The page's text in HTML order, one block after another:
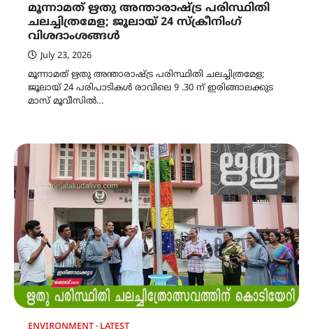
മൂന്നാമത് ഋതു അന്താരാഷ്ട്ര പരിസ്ഥിതി
ചലച്ചിത്രമേള; ജൂലായ് 24 സ്ക്രീനിംഗ്
വിശദാംശങ്ങൾ
July 23, 2026
മൂന്നാമത് ഋതു അന്താരാഷ്ട്ര പരിസ്ഥിതി ചലച്ചിത്രമേള;
ജൂലായ് 24 പരിപാടികൾ രാവിലെ 9 .30 ന് ഇരിങ്ങാലക്കുട
മാസ് മൂവീസിൽ…